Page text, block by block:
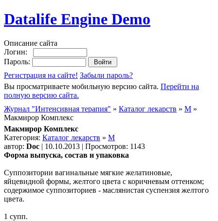
Datalife Engine Demo
Описание сайта
Логин:
Пароль:
Регистрация на сайте! Забыли пароль?
Вы просматриваете мобильную версию сайта. Перейти на
полную версию сайта.
Журнал "Интенсивная терапия" » Каталог лекарств » М »
Макмирор Комплекс
Макмирор Комплекс
Категория: Каталог лекарств » М
автор: Doc | 10.10.2013 | Просмотров: 1143
Форма выпуска, состав и упаковка
Суппозитории вагинальные мягкие желатиновые,
яйцевидной формы, желтого цвета с коричневым оттенком;
содержимое суппозиториев - маслянистая суспензия желтого
цвета.
1 супп.